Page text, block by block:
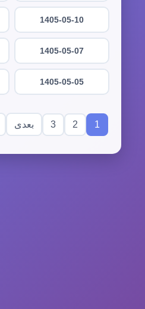
1405-05-10
1405-05-07
1405-05-05
1
2
3 بعدی